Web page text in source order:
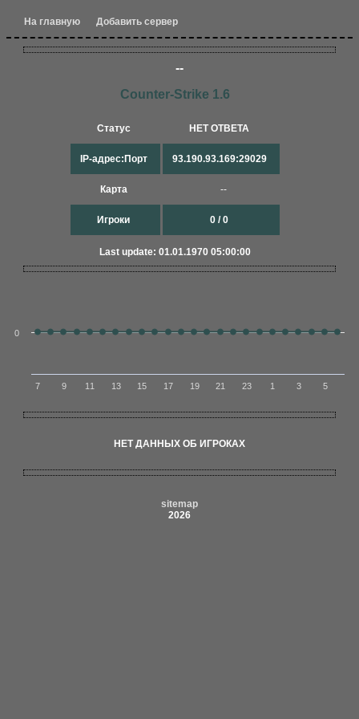
На главную Добавить сервер
--
Counter-Strike 1.6
Статус
IP-адрес:Порт
Карта
Игроки
НЕТ ОТВЕТА
93.190.93.169:29029
--
0 / 0
Last update: 01.01.1970 05:00:00
7 9 11 13 15 17 19 21 23 1 3 5
0
НЕТ ДАННЫХ ОБ ИГРОКАХ
sitemap
2026